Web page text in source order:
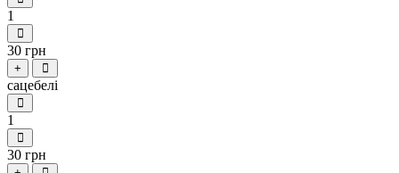
1
30 грн
+
сацебелі
1
30 грн